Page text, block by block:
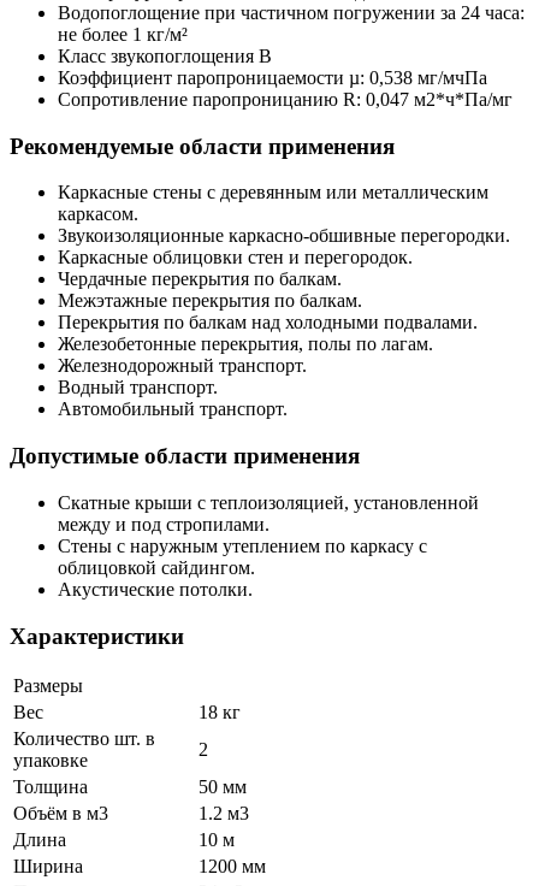
Водопоглощение при частичном погружении за 24 часа:
не более 1 кг/м²
Класс звукопоглощения В
Коэффициент паропроницаемости µ: 0,538 мг/мчПа
Сопротивление паропроницанию R: 0,047 м2*ч*Па/мг
Рекомендуемые области применения
Каркасные стены с деревянным или металлическим
каркасом.
Звукоизоляционные каркасно-обшивные перегородки.
Каркасные облицовки стен и перегородок.
Чердачные перекрытия по балкам.
Межэтажные перекрытия по балкам.
Перекрытия по балкам над холодными подвалами.
Железобетонные перекрытия, полы по лагам.
Железнодорожный транспорт.
Водный транспорт.
Автомобильный транспорт.
Допустимые области применения
Скатные крыши с теплоизоляцией, установленной
между и под стропилами.
Стены с наружным утеплением по каркасу с
облицовкой сайдингом.
Акустические потолки.
Характеристики
Размеры
Вес
18 кг
Количество шт. в
упаковке
2
Толщина
50 мм
Объём в м3
1.2 м3
Длина
10 м
Ширина
1200 мм